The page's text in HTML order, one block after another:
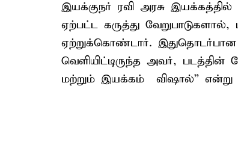
இயக்குநர் ரவி அரசு இயக்கத்தில்
ஏற்பட்ட கருத்து
ஏற்றுக்கொண்டார். இதுதொடர்பான
வெளியிட்டிருந்த அவர்,
மற்றும் இயக்கம் – விஷால்” என்று